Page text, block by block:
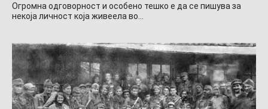
Огромна одговорност и особено тешко е да се пишува за
некоја личност која живеела во…